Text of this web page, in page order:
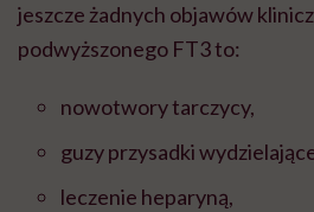
jeszcze żadnych objawów
podwyższonego FT3 to:
nowotwory tarczycy,
guzy przysadki
leczenie heparyną,